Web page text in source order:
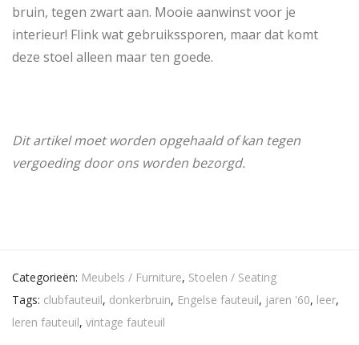
bruin, tegen zwart aan. Mooie aanwinst voor je
interieur! Flink wat gebruikssporen, maar dat komt
deze stoel alleen maar ten goede.
Dit artikel moet worden opgehaald of kan tegen
vergoeding door ons worden bezorgd.
Categorieën: Meubels / Furniture, Stoelen / Seating
Tags: clubfauteuil, donkerbruin, Engelse fauteuil, jaren '60, leer,
leren fauteuil, vintage fauteuil